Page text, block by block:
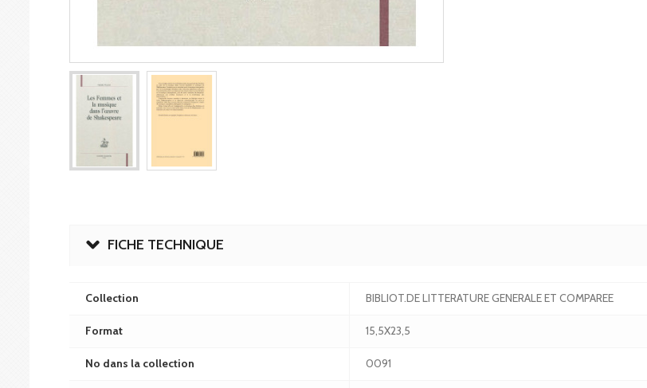
FICHE TECHNIQUE
Collection BIBLIOT.DE LITTERATURE GENERALE ET COMPAREE
Format 15,5X23,5
No dans la collection 0091